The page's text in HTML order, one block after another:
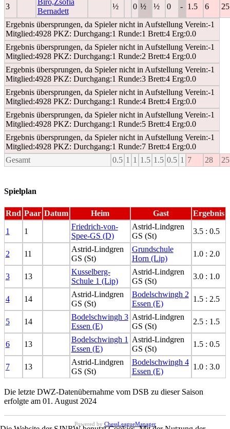
3
Bernadett
½ 0 ½ ½ 0 - 1.5 6 25
Ergebnis übersprungen, da Spieler nicht in Aufstellung Verein:-1
Mitglied:4928 PKZ: Durchgang:1 Runde:1 Brett:4 Erg:0.0
Ergebnis übersprungen, da Spieler nicht in Aufstellung Verein:-1
Mitglied:4928 PKZ: Durchgang:1 Runde:2 Brett:4 Erg:0.0
Ergebnis übersprungen, da Spieler nicht in Aufstellung Verein:-1
Mitglied:4928 PKZ: Durchgang:1 Runde:3 Brett:4 Erg:0.0
Ergebnis übersprungen, da Spieler nicht in Aufstellung Verein:-1
Mitglied:4928 PKZ: Durchgang:1 Runde:4 Brett:4 Erg:0.0
Ergebnis übersprungen, da Spieler nicht in Aufstellung Verein:-1
Mitglied:4928 PKZ: Durchgang:1 Runde:5 Brett:4 Erg:0.0
Ergebnis übersprungen, da Spieler nicht in Aufstellung Verein:-1
Mitglied:4928 PKZ: Durchgang:1 Runde:7 Brett:4 Erg:0.0
Gesamt
0.5 1 1 1.5 1.5 0.5 1 7 28 25
Spielplan
Rnd Paar Datum Heim Gast Ergebnis
1 1
Friedrich-von-
Spee-GS (D)
Astrid-Lindgren
GS (St)
3.5 : 0.5
2 11
Astrid-Lindgren
GS (St)
Grundschule
Horn (Lip)
1.0 : 2.0
3 13
Kusselberg-
Schule 1 (Lip)
Astrid-Lindgren
GS (St)
3.0 : 1.0
4 14
Astrid-Lindgren
GS (St)
Bodelschwingh 2
Essen (E)
1.5 : 2.5
5 14
Bodelschwingh 3
Essen (E)
Astrid-Lindgren
GS (St)
2.5 : 1.5
6 13
Bodelschwingh 1
Essen (E)
Astrid-Lindgren
GS (St)
1.5 : 0.5
7 13
Astrid-Lindgren
GS (St)
Bodelschwingh 4
Essen (E)
1.0 : 3.0
Die letzte DWZ-Datenübernahme vom DSB zu dieser Saison
erfolgte am 01. August 2024
Powered by ChessLeagueManager